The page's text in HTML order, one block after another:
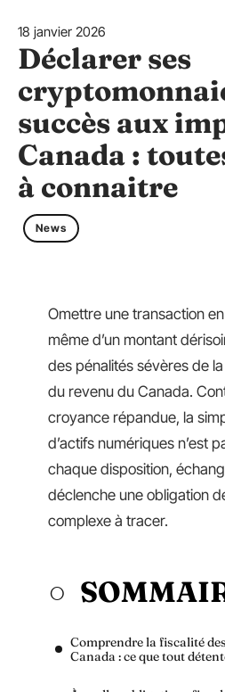
18 janvier 2026
Déclarer ses
succès aux
Canada :
à connaitre
News
Omettre une transaction
même d’un montant
des pénalités sévères de
du revenu du Canada.
croyance répandue, la
d’actifs numériques n’est
chaque disposition,
déclenche une obligation
complexe à tracer.
Comprendre la fiscalité
Canada : ce que tout